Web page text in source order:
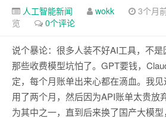
人工智能新闻 wokk 3个月
览
0个评论
说个暴论：很多人装不好AI工具，不
那些收费模型坑怕了。GPT要钱，
定，每个月账单出来心都在滴血。我见
用了两个月，然后因为API账单太贵放
为其中之一，直到后来换了国产大模